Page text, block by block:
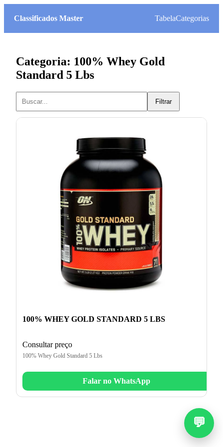
Classificados Master TabelaCategorias
Categoria: 100% Whey Gold
Standard 5 Lbs
Filtrar
100% WHEY GOLD STANDARD 5 LBS
Consultar preço
100% Whey Gold Standard 5 Lbs
Falar no WhatsApp
💬